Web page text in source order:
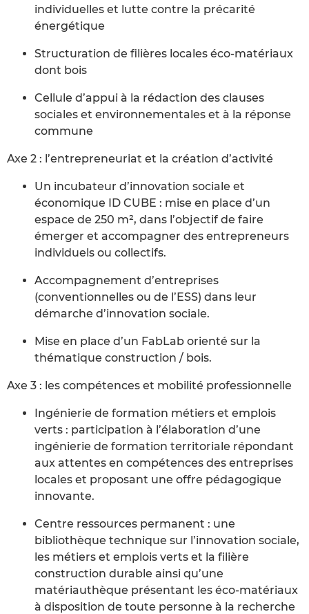
individuelles et lutte contre la précarité
énergétique
Structuration de filières locales éco-matériaux
dont bois
Cellule d’appui à la rédaction des clauses
sociales et environnementales et à la réponse
commune
Axe 2 : l’entrepreneuriat et la création d’activité
Un incubateur d’innovation sociale et
économique ID CUBE : mise en place d’un
espace de 250 m², dans l’objectif de faire
émerger et accompagner des entrepreneurs
individuels ou collectifs.
Accompagnement d’entreprises
(conventionnelles ou de l’ESS) dans leur
démarche d’innovation sociale.
Mise en place d’un FabLab orienté sur la
thématique construction / bois.
Axe 3 : les compétences et mobilité professionnelle
Ingénierie de formation métiers et emplois
verts : participation à l’élaboration d’une
ingénierie de formation territoriale répondant
aux attentes en compétences des entreprises
locales et proposant une offre pédagogique
innovante.
Centre ressources permanent : une
bibliothèque technique sur l’innovation sociale,
les métiers et emplois verts et la filière
construction durable ainsi qu’une
matériauthèque présentant les éco-matériaux
à disposition de toute personne à la recherche